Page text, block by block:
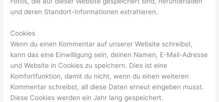
und deren Standort-Informationen extrahieren.
Cookies
Wenn du einen Kommentar auf unserer Website schreibst,
kann das eine Einwilligung sein, deinen Namen, E-Mail-Adresse
und Website in Cookies zu speichern. Dies ist eine
Komfortfunktion, damit du nicht, wenn du einen weiteren
Kommentar schreibst, all diese Daten erneut eingeben musst.
Diese Cookies werden ein Jahr lang gespeichert.